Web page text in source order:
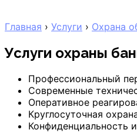
Главная › Услуги › Охрана
Услуги охраны
Профессиональный
Современные
Оперативное
Круглосуточная
Конфиденциальность